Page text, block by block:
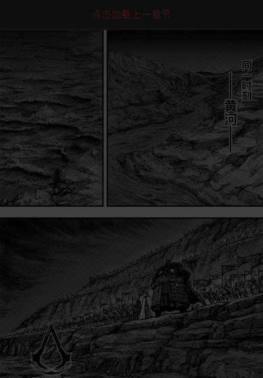
点击加载上一章节